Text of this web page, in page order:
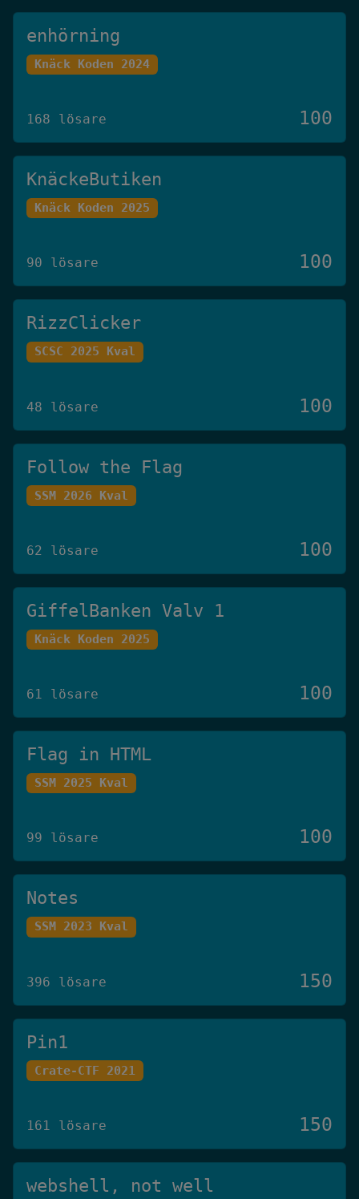
enhörning
Knäck Koden 2024
168 lösare 100
KnäckeButiken
Knäck Koden 2025
90 lösare 100
RizzClicker
SCSC 2025 Kval
48 lösare 100
Follow the Flag
SSM 2026 Kval
62 lösare 100
GiffelBanken Valv 1
Knäck Koden 2025
61 lösare 100
Flag in HTML
SSM 2025 Kval
99 lösare 100
Notes
SSM 2023 Kval
396 lösare 150
Pin1
Crate-CTF 2021
161 lösare 150
webshell, not well